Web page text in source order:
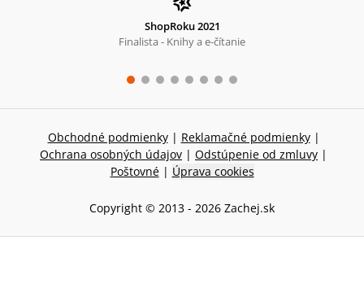
ShopRoku 2021
Finalista - Knihy a e-čítanie
Obchodné podmienky | Reklamačné podmienky |
Ochrana osobných údajov | Odstúpenie od zmluvy |
Poštovné | Úprava cookies
Copyright © 2013 - 2026 Zachej.sk